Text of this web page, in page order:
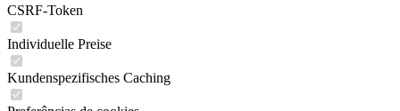
CSRF-Token
Individuelle Preise
Kundenspezifisches Caching